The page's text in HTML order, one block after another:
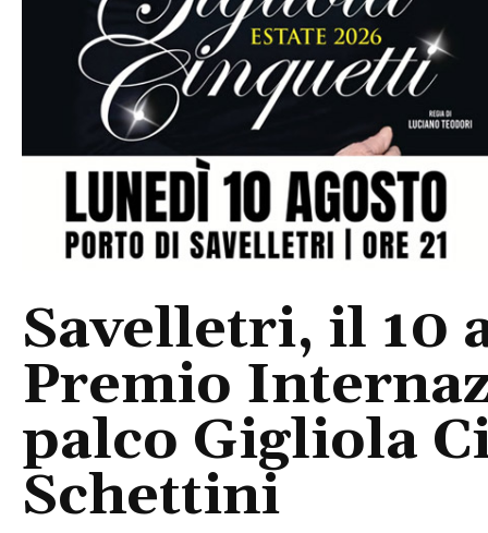
Savelletri, il 10
Premio
palco Gigliola
Schettini